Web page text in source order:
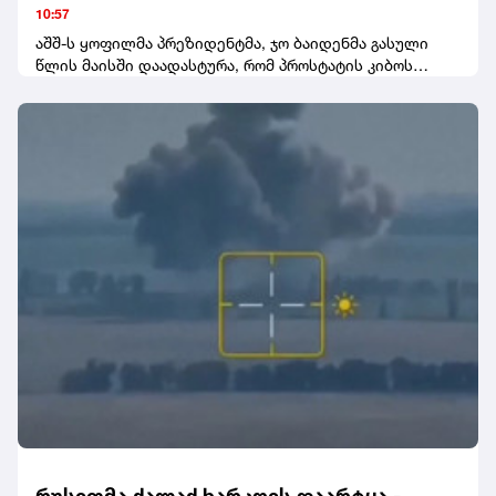
მიმართ პატიმრობის შეფარდების შუამდგომლობით
მდგომარეობა მძიმეა
10:57
აშშ-ს ყოფილმა პრეზიდენტმა, ჯო ბაიდენმა გასული
წლის მაისში დაადასტურა, რომ პროსტატის კიბოს